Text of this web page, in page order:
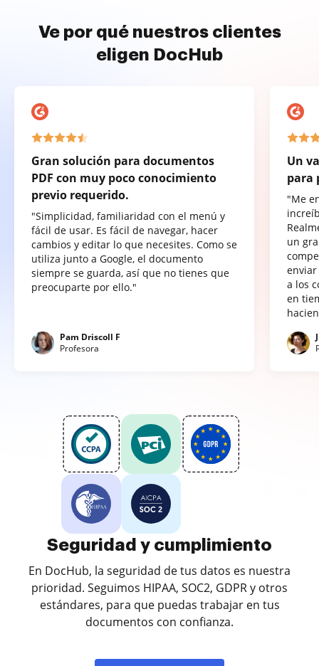
Ve por qué nuestros clientes
eligen DocHub
Gran solución para documentos
PDF con muy poco conocimiento
previo requerido.
"Simplicidad, familiaridad con el menú y
fácil de usar. Es fácil de navegar, hacer
cambios y editar lo que necesites. Como se
utiliza junto a Google, el documento
siempre se guarda, así que no tienes que
preocuparte por ello."
Pam Driscoll F
Profesora
Un
para
"Me
un
a los
en
Seguridad y cumplimiento
En DocHub, la seguridad de tus datos es nuestra
prioridad. Seguimos HIPAA, SOC2, GDPR y otros
estándares, para que puedas trabajar en tus
documentos con confianza.